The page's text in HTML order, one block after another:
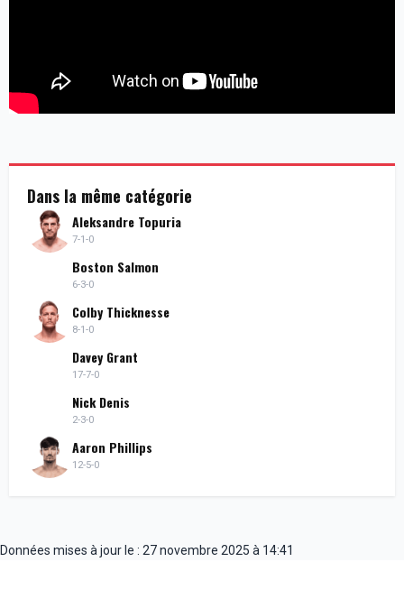
Dans la même catégorie
Aleksandre Topuria
7-1-0
Boston Salmon
6-3-0
Colby Thicknesse
8-1-0
Davey Grant
17-7-0
Nick Denis
2-3-0
Aaron Phillips
12-5-0
Données mises à jour le : 27 novembre 2025 à 14:41